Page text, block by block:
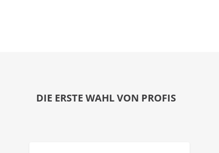
DIE ERSTE WAHL VON PROFIS